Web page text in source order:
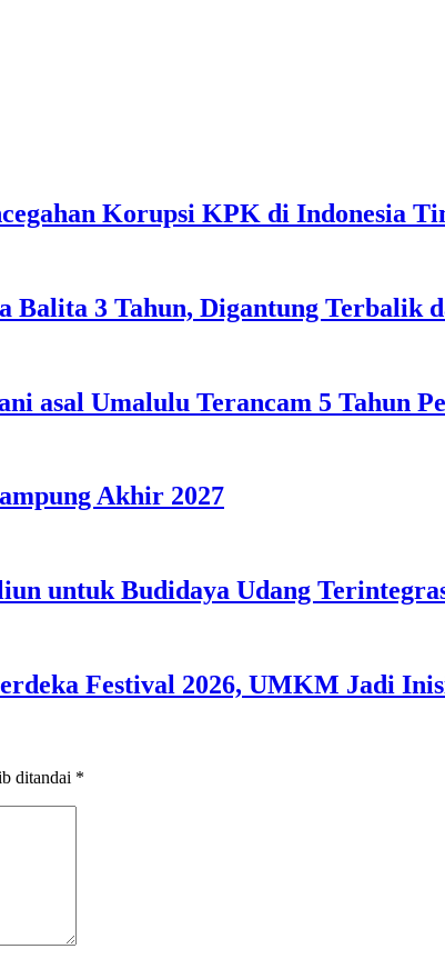
Korupsi KPK di Indonesia
Balita 3 Tahun, Digantung Terbalik
asal Umalulu Terancam 5 Tahun
Akhir 2027
untuk Budidaya Udang
Festival 2026, UMKM Jadi
ditandai *